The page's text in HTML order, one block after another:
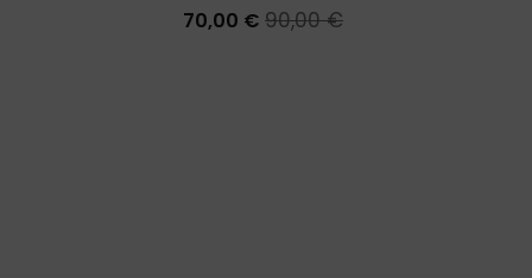
70,00 € 90,00 €